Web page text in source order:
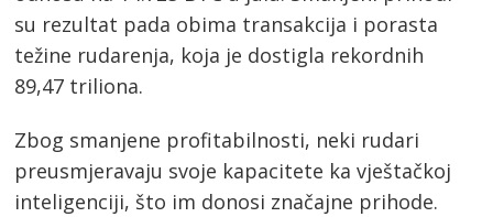
su rezultat pada obima transakcija i porasta
težine rudarenja, koja je dostigla rekordnih
89,47 triliona.
Zbog smanjene profitabilnosti, neki rudari
preusmjeravaju svoje kapacitete ka vještačkoj
inteligenciji, što im donosi značajne prihode.